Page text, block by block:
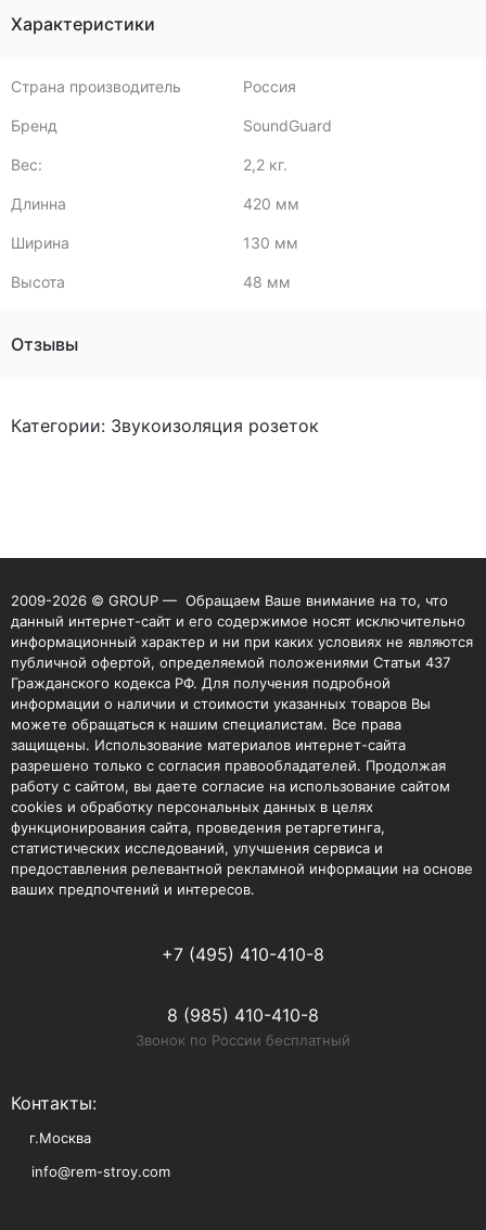
Характеристики
Страна производитель Россия
Бренд SoundGuard
Вес: 2,2 кг.
Длинна 420 мм
Ширина 130 мм
Высота 48 мм
Отзывы
Категории: Звукоизоляция розеток
2009-2026 © GROUP — Обращаем Ваше внимание на то, что
данный интернет-сайт и его содержимое носят исключительно
информационный характер и ни при каких условиях не являются
публичной офертой, определяемой положениями Статьи 437
Гражданского кодекса РФ. Для получения подробной
информации о наличии и стоимости указанных товаров Вы
можете обращаться к нашим специалистам. Все права
защищены. Использование материалов интернет-сайта
разрешено только с согласия правообладателей. Продолжая
работу с сайтом, вы даете согласие на использование сайтом
cookies и обработку персональных данных в целях
функционирования сайта, проведения ретаргетинга,
статистических исследований, улучшения сервиса и
предоставления релевантной рекламной информации на основе
ваших предпочтений и интересов.
+7 (495) 410-410-8
8 (985) 410-410-8
Звонок по России бесплатный
Контакты:
г.Москва
info@rem-stroy.com